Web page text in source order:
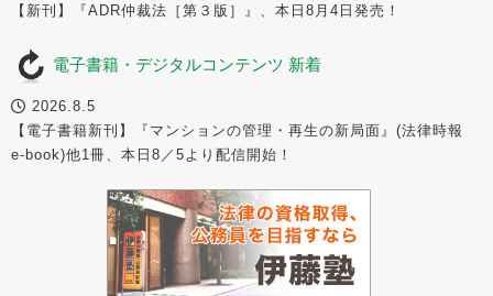
【新刊】『ADR仲裁法［第３版］』、本日8月4日発売！
電子書籍・デジタルコンテンツ 新着
2026.8.5
【電子書籍新刊】『マンションの管理・再生の新局面』(法律時報
e-book)他1冊、本日8／5より配信開始！